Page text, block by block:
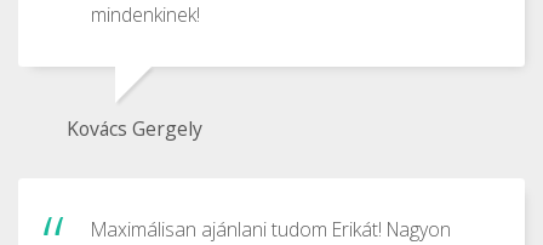
mindenkinek!
Kovács Gergely
Maximálisan ajánlani tudom Erikát! Nagyon